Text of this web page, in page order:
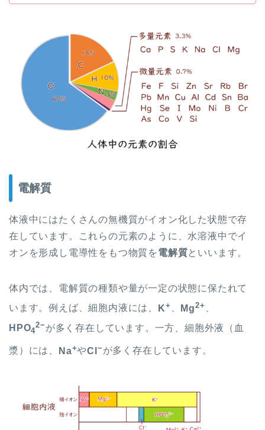
電解質
体液中にはたくさんの無機質がイオン化した状態で存
在しています。これらの元素のように、水溶液中でイ
オンを形成し電導性をもつ物質を 電解質といいます。
体内では、電解質の種類や量が一定の状態に保たれて
います。例えば、細胞内液には、
K+ 、 Mg2+ 、
HPO4
2− が多く存在しています。一方、細胞外液（血
漿）には、 Na+やCl − が多く存在しています。